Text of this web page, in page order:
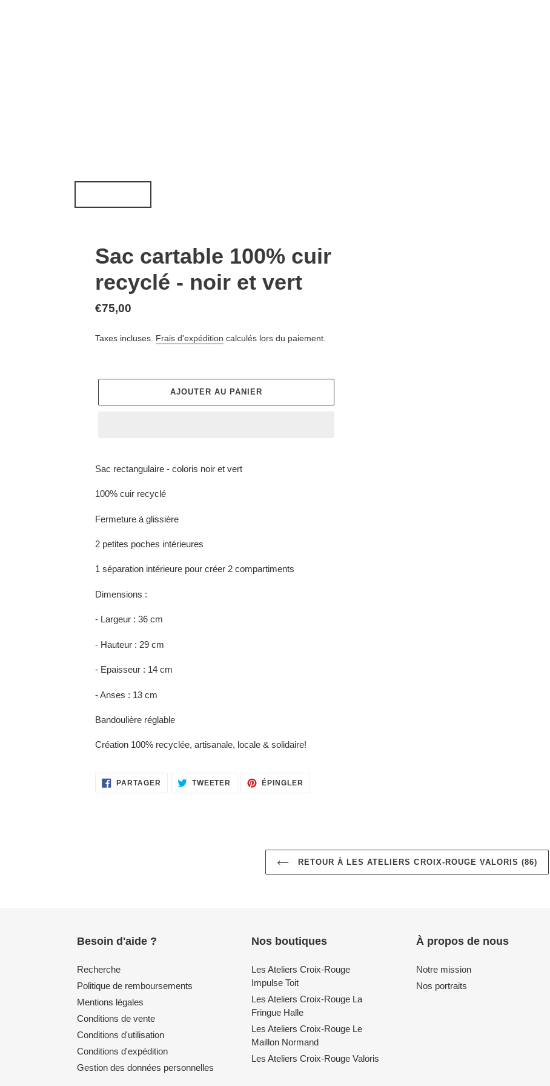
Sac cartable 100% cuir
recyclé - noir et vert
Prix
€75,00
Taxes incluses. Frais d'expédition calculés lors du paiement.
AJOUTER AU PANIER
d'un
à
panier
Sac rectangulaire - coloris noir et vert
100% cuir recyclé
Fermeture à glissière
2 petites poches intérieures
1 séparation intérieure pour créer 2 compartiments
Dimensions :
- Largeur : 36 cm
- Hauteur : 29 cm
- Epaisseur : 14 cm
- Anses : 13 cm
Bandoulière réglable
Création 100% recyclée, artisanale, locale & solidaire!
PARTAGER PARTAGER
SUR
TWEETER TWEETER
SUR
ÉPINGLER
RETOUR À LES ATELIERS CROIX-ROUGE VALORIS (86)
Besoin d'aide ?
Recherche
Politique de remboursements
Mentions légales
Conditions de vente
Conditions d'utilisation
Conditions d'expédition
Gestion des données personnelles
Nos boutiques
Les Ateliers Croix-Rouge
Impulse Toit
Les Ateliers Croix-Rouge La
Fringue Halle
Les Ateliers Croix-Rouge Le
Maillon Normand
Les Ateliers Croix-Rouge Valoris
À propos de nous
Notre mission
Nos portraits